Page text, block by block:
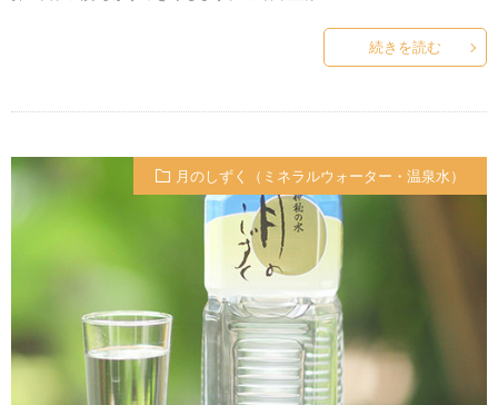
続きを読む
月のしずく（ミネラルウォーター・温泉水）